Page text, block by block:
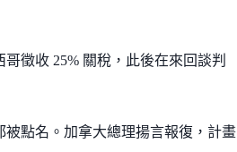
徵收 25% 關稅，此後在來回談判
點名。加拿大總理揚言報復，計畫